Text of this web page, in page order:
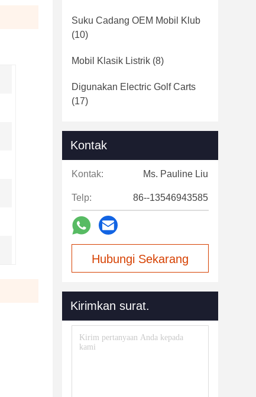
Suku Cadang OEM Mobil Klub
(10)
Mobil Klasik Listrik (8)
Digunakan Electric Golf Carts
(17)
Kontak
Kontak: Ms. Pauline Liu
Telp: 86--13546943585
Hubungi Sekarang
Kirimkan surat.